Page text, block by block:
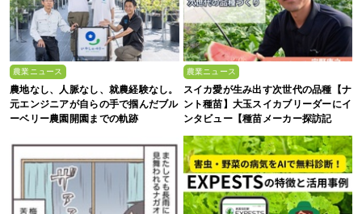
農業ニュース
農地なし、人脈なし、就農経験なし。
元エンジニアが自らの手で掴んだブル
ーベリー農園開園までの軌跡
農業ニュース
スイカ愛が生み出す次世代の品種【ナ
ント種苗】大玉スイカブリーダーにイ
ンタビュー【種苗メーカー探訪記
Vol.4】